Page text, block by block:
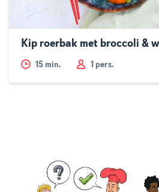
Kip roerbak met broccoli &
15 min. 1 pers.